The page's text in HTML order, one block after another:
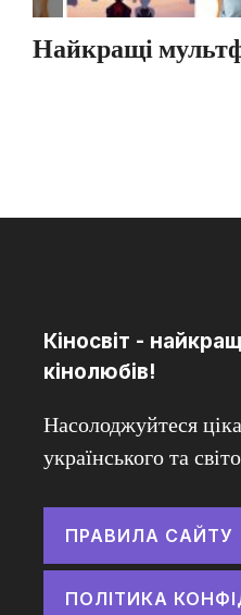
Кіносвіт -
кінолюбів!
Насолоджуйтеся
українського та
ПРАВИЛА САЙТУ
ПОЛІТИКА